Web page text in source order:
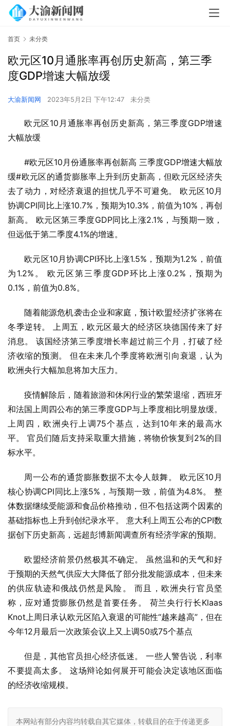
首页 未分类
欧元区10月通胀率再创历史新高，第三季
度GDP增速大幅放缓
大渝新闻网 2023年5月2日 下午12:47 未分类
欧元区10月通胀率再创历史新高，第三季度GDP增速
大幅放缓
#欧元区10月份通胀率再创新高 三季度GDP增速大幅放
缓#欧元区的通货膨胀率上升到历史新高，但欧元区经济失
去了动力，对经济衰退的担忧几乎不可避免。 欧元区10月
协调CPI同比上涨10.7%，预期为10.3%，前值为10%，再创
新高。 欧元区第三季度GDP同比上涨2.1%，与预期一致，
但远低于第二季度4.1%的增速。
欧元区10月协调CPI环比上涨1.5%，预期为1.2%，前值
为1.2%。 欧元区第三季度GDP环比上涨0.2%，预期为
0.1%，前值为0.8%。
随着能源危机袭击企业和家庭，预计欧盟经济扩张将在
冬季逆转。 上周五，欧元区最大的经济区块德国传来了好
消息。 该国经济第三季度增长率超过前三个月，打破了经
济收缩的预测。 但在未来几个季度将欧洲引向衰退，认为
欧洲央行大幅加息将加大压力。
疫情解除后，随着旅游和休闲行业的繁荣退缩，西班牙
和法国上周四公布的第三季度GDP与上季度相比明显放缓。
上周四，欧洲央行上调75个基点，达到10年来的最高水
平。 官员们随后支持采取重大措施，将物价恢复到2%的目
标水平。
周一公布的通货膨胀数据不太令人鼓舞。 欧元区10月
核心协调CPI同比上涨5%，与预期一致，前值为4.8%。 整
体数据继续受能源和食品价格推动，但不包括这两个因素的
基础指标也上升到创纪录水平。 意大利上周五公布的CPI数
据创下历史新高，远超彭博新闻调查所有经济学家的预期。
欧盟经济前景仍然极其不确定。 虽然温和的天气和好
于预期的天然气供应大大降低了部分批发能源成本，但未来
的供应轨迹和俄战仍然是风险。 而且，欧洲央行官员坚
称，应对通货膨胀仍然是首要任务。 荷兰央行行长Klaas
Knot上周日承认欧元区陷入衰退的可能性“越来越高”，但在
今年12月最后一次政策会议上又上调50或75个基点
但是，其他官员担心经济低迷。 一些人警告说，利率
不要提高太多。 这场辩论如何展开可能会决定该地区面临
的经济收缩规模。
本网站有部分内容均转载自其它媒体，转载目的在于传递更多